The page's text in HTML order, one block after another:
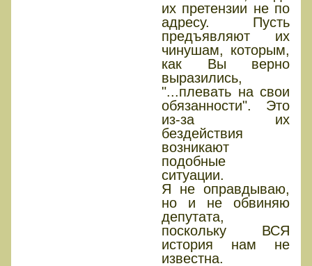
их претензии не по
адресу. Пусть
предъявляют их
чинушам, которым,
как Вы верно
выразились,
"...плевать на свои
обязанности". Это
из-за их
бездействия
возникают
подобные
ситуации.
Я не оправдываю,
но и не обвиняю
депутата,
поскольку ВСЯ
история нам не
известна.